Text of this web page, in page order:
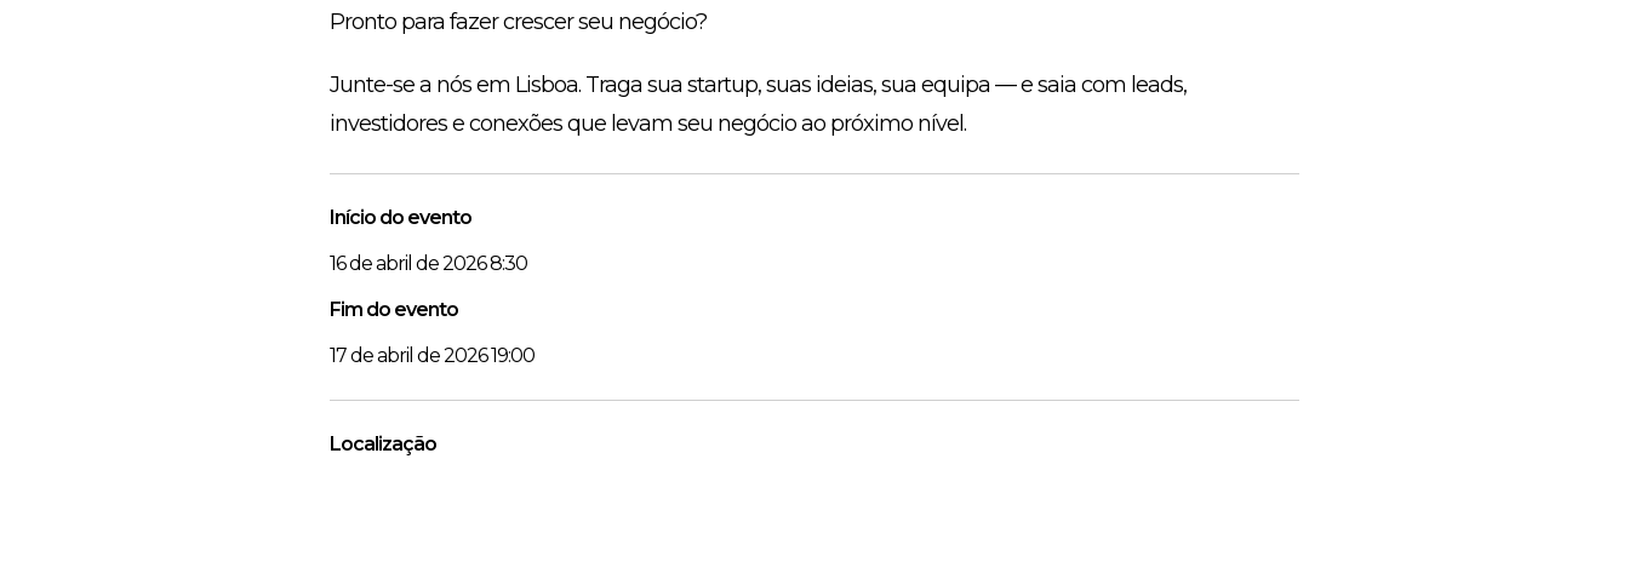
Pronto para fazer crescer seu negócio?
Junte-se a nós em Lisboa. Traga sua startup, suas ideias, sua equipa — e saia com leads,
investidores e conexões que levam seu negócio ao próximo nível.
Início do evento
16 de abril de 2026 8:30
Fim do evento
17 de abril de 2026 19:00
Localização